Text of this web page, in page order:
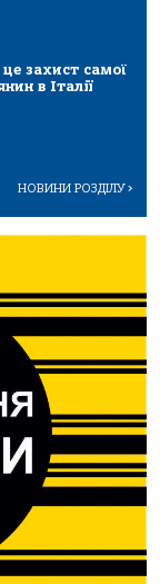
захист самої
в Італії
НОВИНИ РОЗДІЛУ>